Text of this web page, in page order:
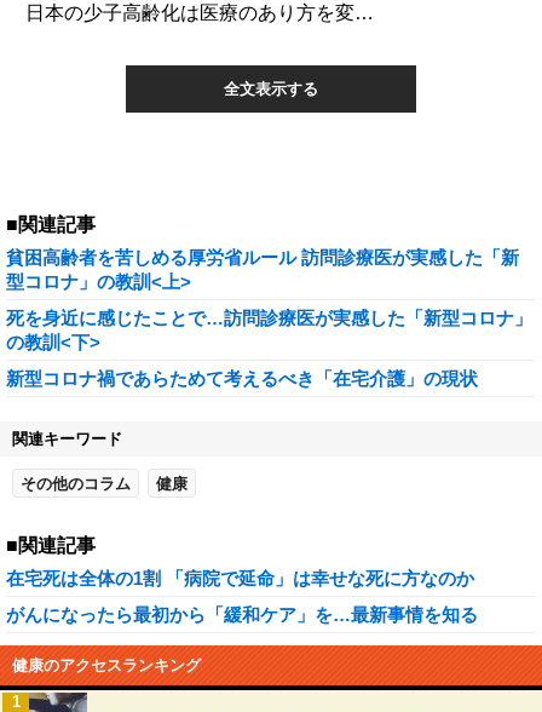
日本の少子高齢化は医療のあり方を変…
全文表示する
■関連記事
貧困高齢者を苦しめる厚労省ルール 訪問診療医が実感した「新
型コロナ」の教訓<上>
死を身近に感じたことで…訪問診療医が実感した「新型コロナ」
の教訓<下>
新型コロナ禍であらためて考えるべき「在宅介護」の現状
関連キーワード
その他のコラム 健康
■関連記事
在宅死は全体の1割 「病院で延命」は幸せな死に方なのか
がんになったら最初から「緩和ケア」を…最新事情を知る
健康のアクセスランキング
1